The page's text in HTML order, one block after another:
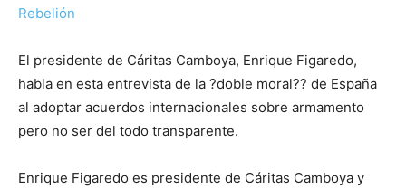
Rebelión
El presidente de Cáritas Camboya, Enrique Figaredo,
habla en esta entrevista de la ?doble moral?? de España
al adoptar acuerdos internacionales sobre armamento
pero no ser del todo transparente.
Enrique Figaredo es presidente de Cáritas Camboya y